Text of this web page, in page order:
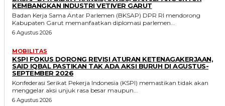
KEMBANGKAN INDUSTRI VETIVER GARUT
Badan Kerja Sama Antar Parlemen (BKSAP) DPR RI mendorong
Kabupaten Garut memanfaatkan diplomasi parlemen...
6 Agustus 2026
MOBILITAS
KSPI FOKUS DORONG REVISI ATURAN KETENAGAKERJAAN,
SAID IQBAL PASTIKAN TAK ADA AKSI BURUH DI AGUSTUS-
SEPTEMBER 2026
Konfederasi Serikat Pekerja Indonesia (KSPI) memastikan tidak akan
menggelar aksi unjuk rasa besar maupun...
6 Agustus 2026